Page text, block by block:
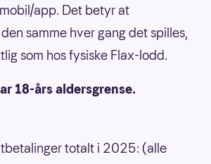
app. Det betyr at
samme hver gang det spilles,
som hos fysiske Flax-lodd.
18-års aldersgrense.
totalt i 2025: (alle